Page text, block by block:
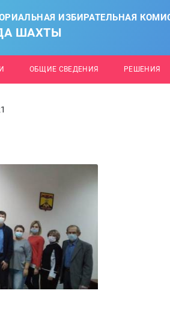
ИЗБИРАТЕЛЬНАЯ
ШАХТЫ
ОБЩИЕ СВЕДЕНИЯ РЕШЕНИЯ